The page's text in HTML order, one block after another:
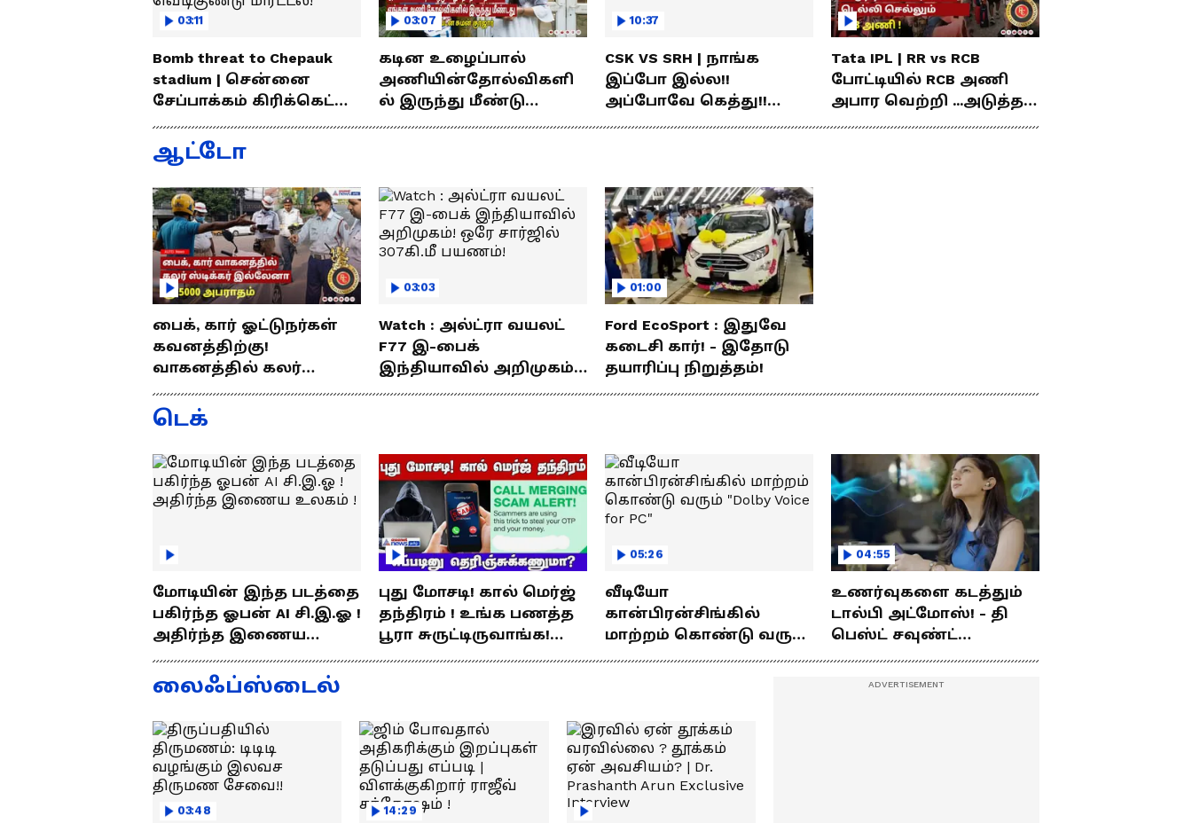
03:11
Bomb threat to Chepauk
stadium | சென்னை
சேப்பாக்கம் கிரிக்கெட்
வெடிகுண்டு மிரட்டல்!
03:07
கடின உழைப்பால்
அணியின்தோல்விகளி
ல் இருந்து மீண்டு
10:37
CSK VS SRH | நாங்க
இப்போ இல்ல!!
அப்போவே கெத்து!!
Tata IPL | RR vs RCB
போட்டியில் RCB அணி
அபார வெற்றி ...அடுத்த
ஆட்டோ
பைக், கார் ஓட்டுநர்கள்
கவனத்திற்கு!
வாகனத்தில் கலர்
ஸ்டிக்கர் இல்லேனா
ரூ.5000 அபராதம் !
03:03
Watch : அல்ட்ரா வயலட்
F77 இ-பைக்
இந்தியாவில் அறிமுகம்!
ஒரே சார்ஜில் 307கி.மீ
01:00
Ford EcoSport : இதுவே
கடைசி கார்! - இதோடு
தயாரிப்பு நிறுத்தம்!
டெக்
மோடியின் இந்த படத்தை
பகிர்ந்த ஓபன் AI சி.இ.ஓ !
அதிர்ந்த இணைய
உலகம் !
புது மோசடி! கால் மெர்ஜ்
தந்திரம் ! உங்க பணத்த
பூரா சுருட்டிருவாங்க!
எப்படினு
05:26
வீடியோ
கான்பிரன்சிங்கில்
மாற்றம் கொண்டு வரும்
"Dolby Voice for PC"
04:55
உணர்வுகளை கடத்தும்
டால்பி அட்மோஸ்! - தி
பெஸ்ட் சவுண்ட்
எக்ஸ்பீரியன்ஸ்
லைஃப்ஸ்டைல்
03:48 14:29